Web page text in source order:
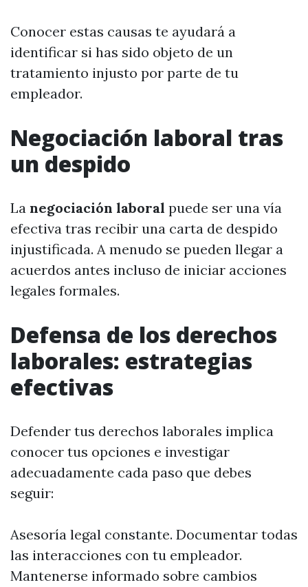
Conocer estas causas te ayudará a
identificar si has sido objeto de un
tratamiento injusto por parte de tu
empleador.
Negociación laboral tras
un despido
La negociación laboral puede ser una vía
efectiva tras recibir una carta de despido
injustificada. A menudo se pueden llegar a
acuerdos antes incluso de iniciar acciones
legales formales.
Defensa de los derechos
laborales: estrategias
efectivas
Defender tus derechos laborales implica
conocer tus opciones e investigar
adecuadamente cada paso que debes
seguir:
Asesoría legal constante. Documentar todas
las interacciones con tu empleador.
Mantenerse informado sobre cambios